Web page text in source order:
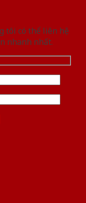
tôi có thể liên hệ
nhanh nhất.